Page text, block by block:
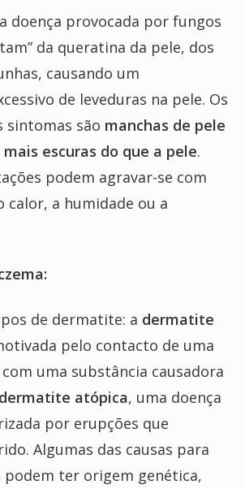
doença provocada por fungos
da queratina da pele, dos
causando um
de leveduras na pele. Os
sintomas são manchas de pele
escuras do que a pele.
podem agravar-se com
calor, a humidade ou a
de dermatite: a dermatite
pelo contacto de uma
uma substância causadora
dermatite atópica, uma doença
por erupções que
Algumas das causas para
ter origem genética,